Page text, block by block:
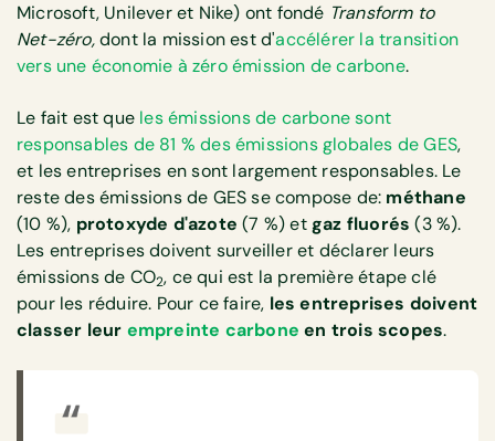
Microsoft, Unilever et Nike) ont fondé Transform to
Net-zéro,dont la mission est d'accélérer la transition
vers une économie à zéro émission de carbone.
Le fait est que les émissions de carbone sont
responsables de 81 % des émissions globales de GES,
et les entreprises en sont largement responsables. Le
reste des émissions de GES se compose de: méthane
(10 %), protoxyde d'azote (7 %) etgaz fluorés (3 %).
Les entreprises doivent surveiller et déclarer leurs
émissions de CO2, ce qui est la première étape clé
pour les réduire. Pour ce faire, les entreprises doivent
classer leur empreinte carbone en trois scopes.